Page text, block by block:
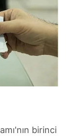
panel
detaylı bilgi
uyarınca
ve sitemizde
ilgili bilgi
birinci